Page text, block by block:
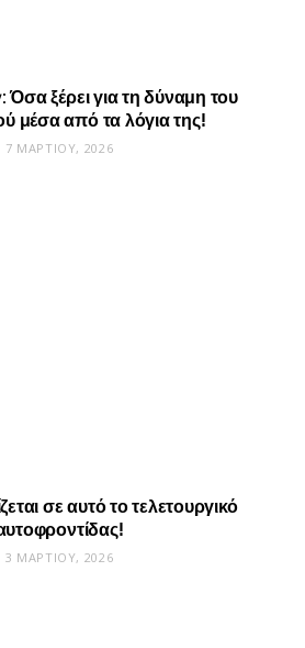
ξέρει για τη δύναμη του
μέσα από τα λόγια της!
7 ΜΑΡΤΊΟΥ, 2026
σε αυτό το τελετουργικό
3 ΜΑΡΤΊΟΥ, 2026